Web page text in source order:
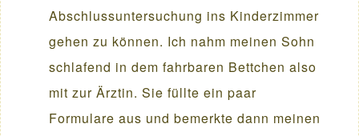
Abschlussuntersuchung ins Kinderzimmer
gehen zu können. Ich nahm meinen Sohn
schlafend in dem fahrbaren Bettchen also
mit zur Ärztin. Sie füllte ein paar
Formulare aus und bemerkte dann meinen